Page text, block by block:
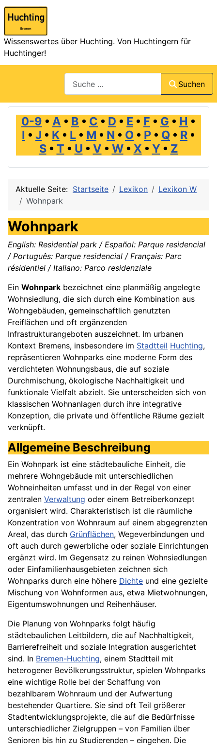
Wissenswertes über Huchting. Von Huchtingern für
Huchtinger!
Suchen
0-9 • A • B • C • D • E • F • G • H •
I • J • K • L • M • N • O • P • Q • R •
S• T • U • V • W• X • Y• Z
Aktuelle Seite: Startseite Lexikon
Lexikon W
Wohnpark
Wohnpark
English: Residential park / Español: Parque residencial
/ Português: Parque residencial / Français: Parc
résidentiel / Italiano: Parco residenziale
Ein Wohnpark bezeichnet eine planmäßig angelegte
Wohnsiedlung, die sich durch eine Kombination aus
Wohngebäuden, gemeinschaftlich genutzten
Freiflächen und oft ergänzenden
Infrastrukturangeboten auszeichnet. Im urbanen
Kontext Bremens, insbesondere im Stadtteil Huchting,
repräsentieren Wohnparks eine moderne Form des
verdichteten Wohnungsbaus, die auf soziale
Durchmischung, ökologische Nachhaltigkeit und
funktionale Vielfalt abzielt. Sie unterscheiden sich von
klassischen Wohnanlagen durch ihre integrative
Konzeption, die private und öffentliche Räume gezielt
verknüpft.
Allgemeine Beschreibung
Ein Wohnpark ist eine städtebauliche Einheit, die
mehrere Wohngebäude mit unterschiedlichen
Wohneinheiten umfasst und in der Regel von einer
zentralen Verwaltung oder einem Betreiberkonzept
organisiert wird. Charakteristisch ist die räumliche
Konzentration von Wohnraum auf einem abgegrenzten
Areal, das durch Grünflächen, Wegeverbindungen und
oft auch durch gewerbliche oder soziale Einrichtungen
ergänzt wird. Im Gegensatz zu reinen Wohnsiedlungen
oder Einfamilienhausgebieten zeichnen sich
Wohnparks durch eine höhere Dichte und eine gezielte
Mischung von Wohnformen aus, etwa Mietwohnungen,
Eigentumswohnungen und Reihenhäuser.
Die Planung von Wohnparks folgt häufig
städtebaulichen Leitbildern, die auf Nachhaltigkeit,
Barrierefreiheit und soziale Integration ausgerichtet
sind. In Bremen-Huchting, einem Stadtteil mit
heterogener Bevölkerungsstruktur, spielen Wohnparks
eine wichtige Rolle bei der Schaffung von
bezahlbarem Wohnraum und der Aufwertung
bestehender Quartiere. Sie sind oft Teil größerer
Stadtentwicklungsprojekte, die auf die Bedürfnisse
unterschiedlicher Zielgruppen – von Familien über
Senioren bis hin zu Studierenden – eingehen. Die